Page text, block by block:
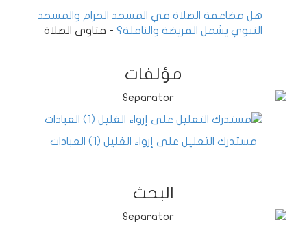
هل مضاعفة الصلاة في المسجد الحرام والمسجد
النبوي يشمل الفريضة والنافلة؟ - فتاوى الصلاة
مؤلفات
مستدرك التعليل على إرواء الغليل (1) العبادات
البحث